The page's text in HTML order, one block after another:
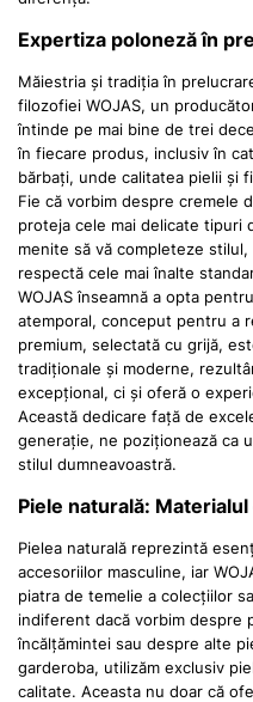
Expertiza poloneză în
Măiestria și tradiția în
filozofiei WOJAS, un
întinde pe mai bine de trei
în fiecare produs, inclusiv în
bărbați, unde calitatea pielii și
Fie că vorbim despre cremele
proteja cele mai delicate tipuri
menite să vă completeze
respectă cele mai înalte
WOJAS înseamnă a opta
atemporal, conceput pentru a
premium, selectată cu grijă,
tradiționale și moderne,
excepțional, ci și oferă o
Această dedicare față de
generație, ne poziționează ca
stilul dumneavoastră.
Piele naturală:
Pielea naturală reprezintă
accesoriilor masculine, iar
piatra de temelie a colecțiilor
indiferent dacă vorbim despre
încălțămintei sau despre alte
garderoba, utilizăm exclusiv
calitate. Aceasta nu doar că